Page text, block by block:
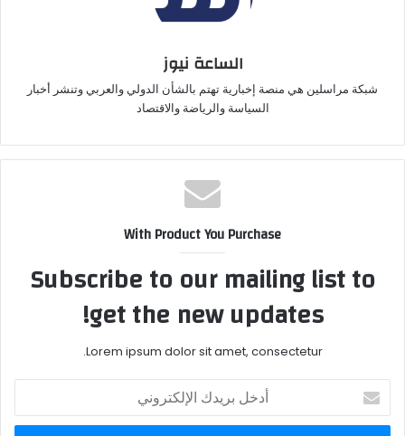
الساعة نيوز
شبكة مراسلين هي منصة إخبارية تهتم بالشأن الدولي والعربي وتنشر أخبار
السياسة والرياضة والاقتصاد
With Product You Purchase
Subscribe to our mailing list to
get the new updates!
Lorem ipsum dolor sit amet, consectetur.
أدخل
بريدك
الإلكتروني